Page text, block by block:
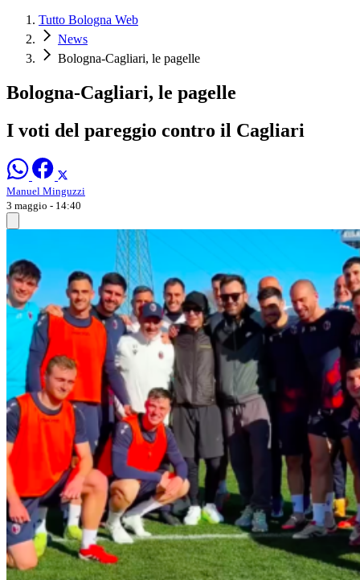
Tutto Bologna Web
News
Bologna-Cagliari, le pagelle
Bologna-Cagliari, le pagelle
I voti del pareggio contro il Cagliari
Manuel Minguzzi
3 maggio - 14:40